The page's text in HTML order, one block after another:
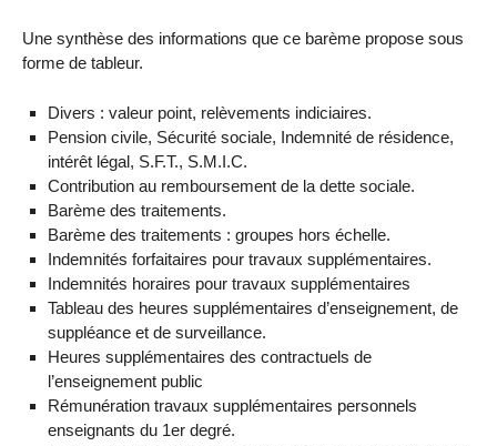
Une synthèse des informations que ce barème propose sous
forme de tableur.
Divers : valeur point, relèvements indiciaires.
Pension civile, Sécurité sociale, Indemnité de résidence,
intérêt légal, S.F.T., S.M.I.C.
Contribution au remboursement de la dette sociale.
Barème des traitements.
Barème des traitements : groupes hors échelle.
Indemnités forfaitaires pour travaux supplémentaires.
Indemnités horaires pour travaux supplémentaires
Tableau des heures supplémentaires d’enseignement, de
suppléance et de surveillance.
Heures supplémentaires des contractuels de
l’enseignement public
Rémunération travaux supplémentaires personnels
enseignants du 1er degré.